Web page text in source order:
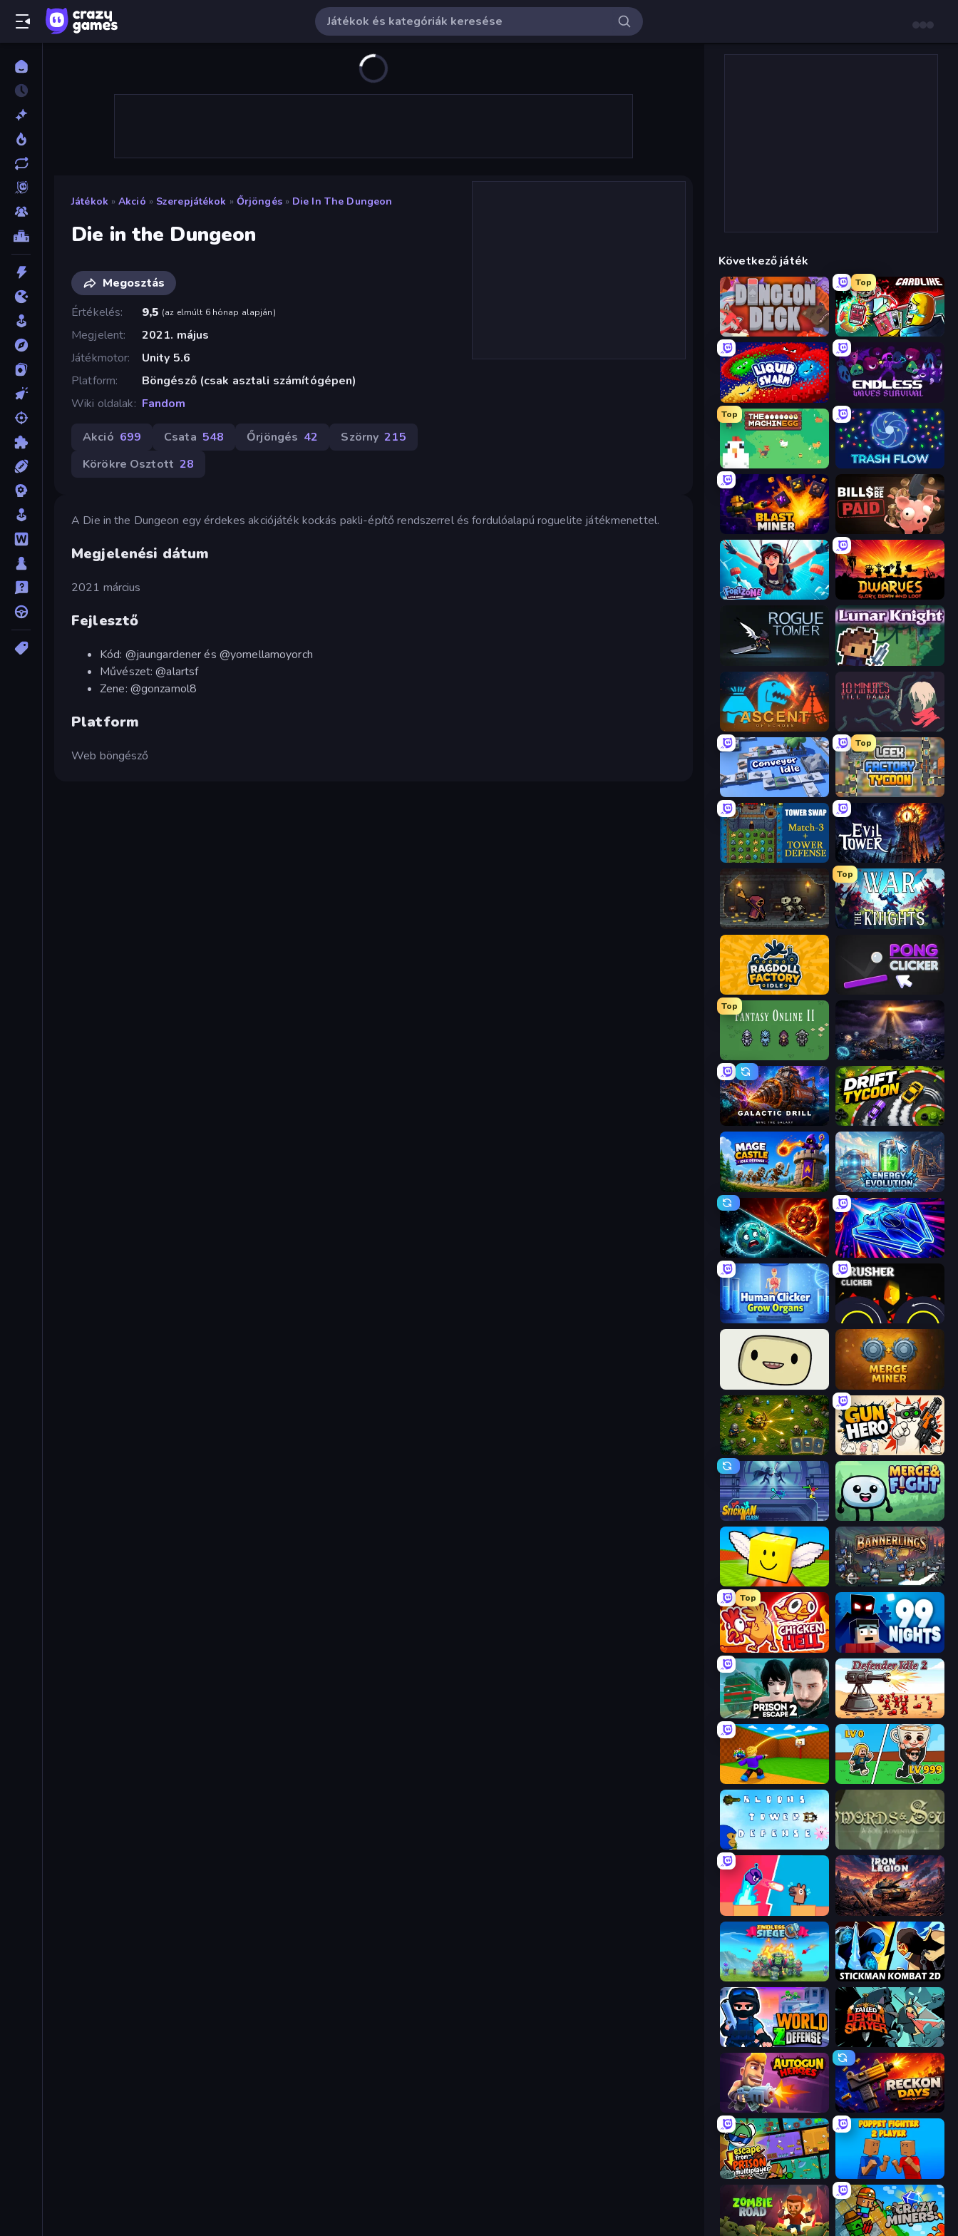
Játékok » Akció » Szerepjátékok » Őrjöngés » Die In The Dungeon
Die in the Dungeon
Megosztás
Értékelés
9,5 (az elmúlt 6 hónap alapján)
Megjelent
2021. május
Játékmotor
Unity 5.6
Platform
Böngésző (csak asztali számítógépen)
Wiki oldalak
Fandom
Akció 699 Csata 548 Őrjöngés 42 Szörny 215
Körökre Osztott 28
A Die in the Dungeon egy érdekes akciójáték kockás pakli-építő rendszerrel és fordulóalapú roguelite játékmenettel.
Megjelenési dátum
2021 március
Fejlesztő
Kód: @jaungardener és @yomellamoyorch
Művészet: @alartsf
Zene: @gonzamol8
Platform
Web böngésző
Következő játék
Dungeon Deck
Top
Cardlike
Liquid Swarm Endless Waves Survival
Top
The MachinEGG Trash Flow
Blast Miner Bills Must Be Paid
Fortzone Battle Royale
Rogue Tower Lunar Knight
Ascent of Echoes 10 Minutes Till Dawn
Conveyor Idle
Top
Leek Factory Tycoon
Tower Swap Evil Tower
Lost Dungeon
Top
War the Knights
Ragdoll Factory Idle Pong Clicker
Top
The Last Lighthouse
Galactic Drill Drift Tycoon
Mage Castle Idle Defense Energy Evolution
PlanetCrush 2 Stellar Swarm
Human Clicker: Grow Organs Crusher Clicker
SuperWEIRD Merge Miner
Tiny Ranger Gun Hero: Cat Survival
Stickman Clash Merge & Fight
Lucky Brainrot Blocks Online Bannerlings
Top
Chicken Hell 99 Nights (Bloxd.io)
Prison Escape 2 Defender Idle 2
Throw a Lucky Block Brainrot Arena Online
Swords & Souls
Boom Slingers ReBoom Iron Legion
Endless Siege Stickman Kombat 2D
World Z Defense - Zombie Defense Tailed Demon Slayer
Autogun Heroes Reckon Days
Escape From Prison Multiplayer Puppet Fighter 2 Player